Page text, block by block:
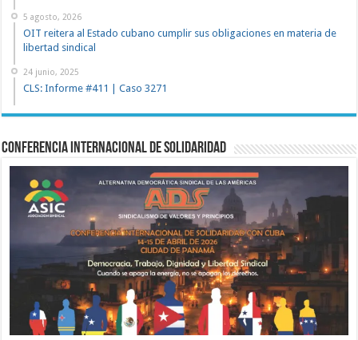
5 agosto, 2026
OIT reitera al Estado cubano cumplir sus obligaciones en materia de
libertad sindical
24 junio, 2025
CLS: Informe #411 | Caso 3271
Conferencia Internacional de Solidaridad